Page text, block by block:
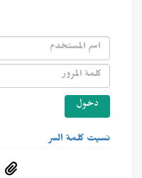
نسيت كلمة السر